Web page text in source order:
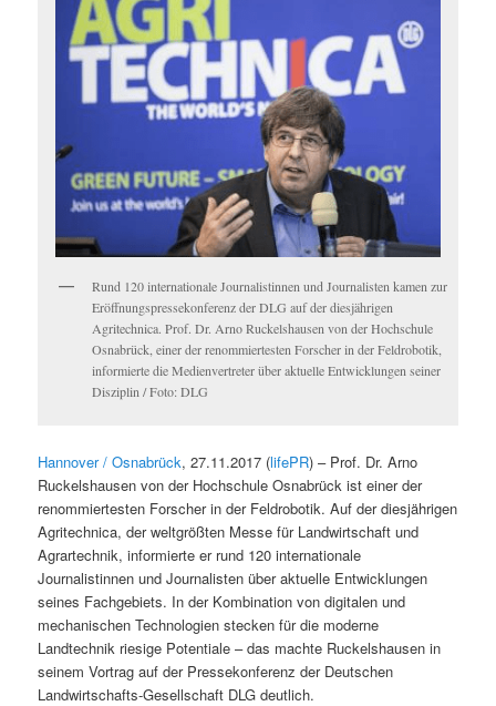
Rund 120 internationale Journalistinnen und Journalisten kamen zur
Eröffnungspressekonferenz der DLG auf der diesjährigen
Agritechnica. Prof. Dr. Arno Ruckelshausen von der Hochschule
Osnabrück, einer der renommiertesten Forscher in der Feldrobotik,
informierte die Medienvertreter über aktuelle Entwicklungen seiner
Disziplin / Foto: DLG
Hannover / Osnabrück,27.11.2017 (lifePR) – Prof. Dr. Arno
Ruckelshausen von der Hochschule Osnabrück ist einer der
renommiertesten Forscher in der Feldrobotik. Auf der diesjährigen
Agritechnica, der weltgrößten Messe für Landwirtschaft und
Agrartechnik, informierte er rund 120 internationale
Journalistinnen und Journalisten über aktuelle Entwicklungen
seines Fachgebiets. In der Kombination von digitalen und
mechanischen Technologien stecken für die moderne
Landtechnik riesige Potentiale – das machte Ruckelshausen in
seinem Vortrag auf der Pressekonferenz der Deutschen
Landwirtschafts-Gesellschaft DLG deutlich.